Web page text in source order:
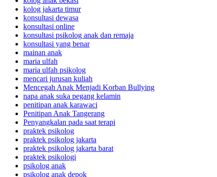
kolog jakarta timur
konsultasi dewasa
konsultasi online
konsultasi psikolog anak dan remaja
konsultasi yang benar
mainan anak
maria ulfah
maria ulfah psikolog
mencari jurusan kuliah
Mencegah Anak Menjadi Korban Bullying
napa anak suka pegang kelamin
penitipan anak karawaci
Penitipan Anak Tangerang
Penyangkalan pada saat terapi
praktek psikolog
praktek psikolog jakarta
praktek psikolog jakarta barat
praktek psikologi
psikolog anak
psikolog anak depok